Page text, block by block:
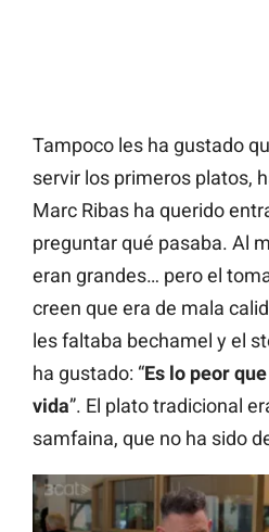
Tampoco les ha gustado
servir los primeros platos,
Marc Ribas ha querido
preguntar qué pasaba. Al
eran grandes… pero el
creen que era de mala
les faltaba bechamel y el
ha gustado: “Es lo peor
vida”. El plato tradicional
samfaina, que no ha sido